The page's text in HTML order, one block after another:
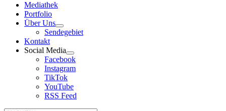
Mediathek
Portfolio
Über Uns
Sendegebiet
Kontakt
Social Media
Facebook
Instagram
TikTok
YouTube
RSS Feed